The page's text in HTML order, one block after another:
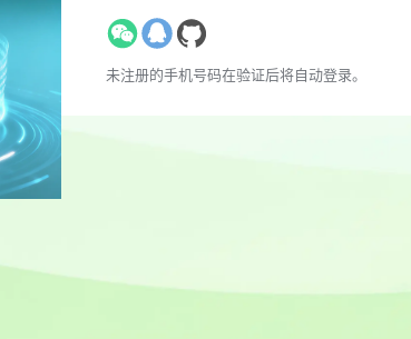
未注册的手机号码在验证后将自动登录。